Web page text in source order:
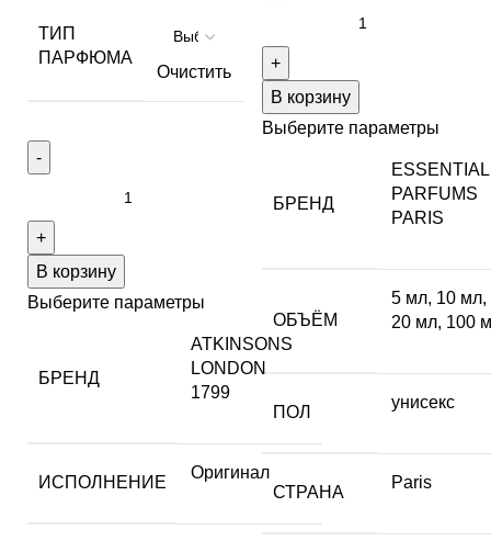
ТИП
ПАРФЮМА
Очистить
В корзину
Выберите параметры
БРЕНД
ATKINSONS
LONDON
1799
ИСПОЛНЕНИЕ
Оригинал
В корзину
Выберите параметры
БРЕНД
ESSENTIAL
PARFUMS
PARIS
ОБЪЁМ
5 мл, 10 мл,
20 мл, 100
ПОЛ
унисекс
СТРАНА
Paris